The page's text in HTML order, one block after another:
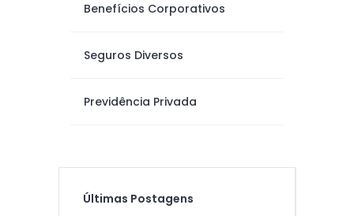
Benefícios Corporativos
Seguros Diversos
Previdência Privada
Últimas Postagens